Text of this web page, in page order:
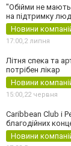
"Обійми не мають
на підтримку
Новини
17:00,2 липня
Літня спека та
потрібен лікар
Новини
15:00,22 червня
Caribbean Club і
благодійних
Новини